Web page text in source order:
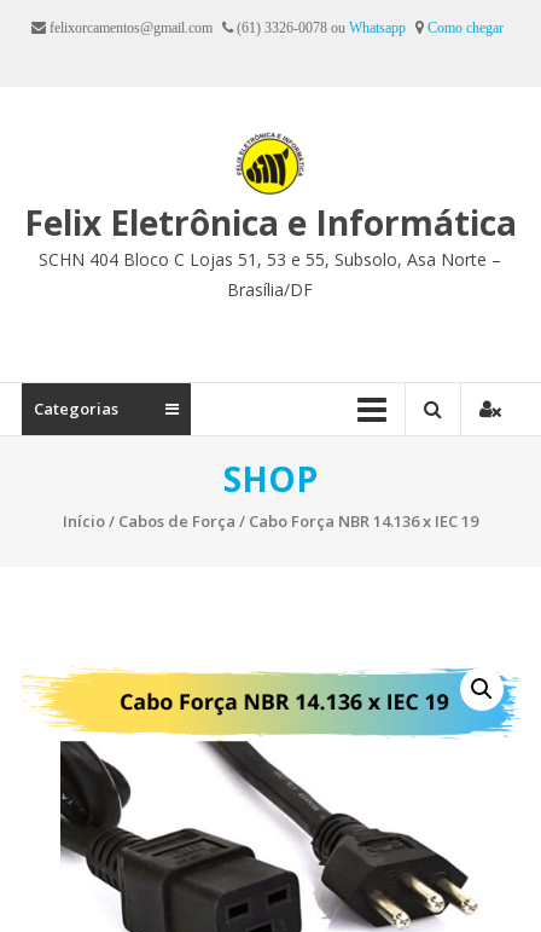
para
felixorcamentos@gmail.com (61) 3326-0078 ou Whatsapp Como chegar
Felix Eletrônica e Informática
SCHN 404 Bloco C Lojas 51, 53 e 55, Subsolo, Asa Norte –
Brasília/DF
Categorias
SHOP
Início/ Cabos de Força / Cabo Força NBR 14.136 x IEC 19